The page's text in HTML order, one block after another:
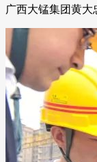
广西大锰集团黄